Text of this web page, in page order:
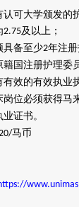
认可大学颁发的
2.75及以上；
具备至少2年注
籍国注册护理委
有效的有效执业
岗位必须获得马
业证书。
马币